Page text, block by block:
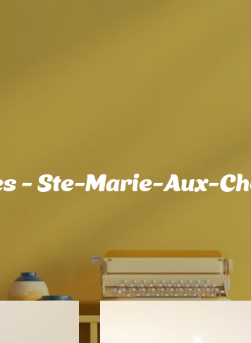
- Ste-Marie-Aux-